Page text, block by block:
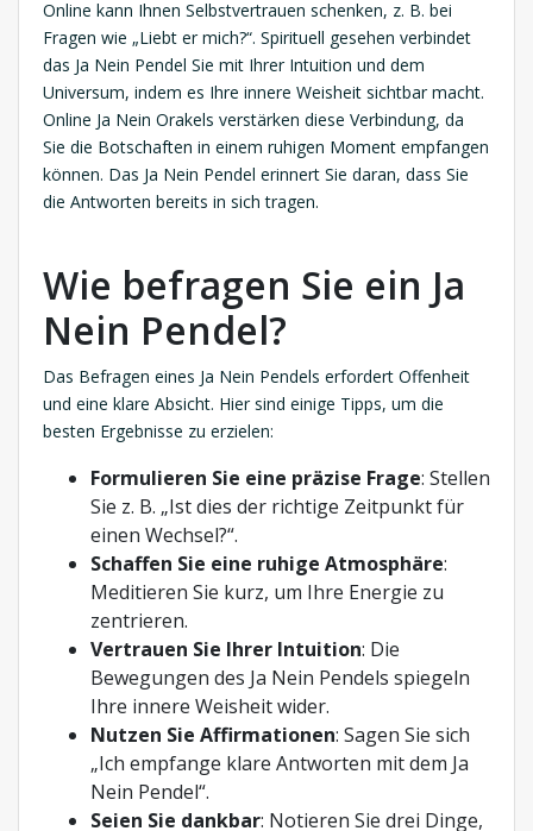
Online kann Ihnen Selbstvertrauen schenken, z. B. bei
Fragen wie „Liebt er mich?“. Spirituell gesehen verbindet
das Ja Nein Pendel Sie mit Ihrer Intuition und dem
Universum, indem es Ihre innere Weisheit sichtbar macht.
Online Ja Nein Orakels verstärken diese Verbindung, da
Sie die Botschaften in einem ruhigen Moment empfangen
können. Das Ja Nein Pendel erinnert Sie daran, dass Sie
die Antworten bereits in sich tragen.
Wie befragen Sie ein Ja
Nein Pendel?
Das Befragen eines Ja Nein Pendels erfordert Offenheit
und eine klare Absicht. Hier sind einige Tipps, um die
besten Ergebnisse zu erzielen:
Formulieren Sie eine präzise Frage: Stellen
Sie z. B. „Ist dies der richtige Zeitpunkt für
einen Wechsel?“.
Schaffen Sie eine ruhige Atmosphäre:
Meditieren Sie kurz, um Ihre Energie zu
zentrieren.
Vertrauen Sie Ihrer Intuition: Die
Bewegungen des Ja Nein Pendels spiegeln
Ihre innere Weisheit wider.
Nutzen Sie Affirmationen: Sagen Sie sich
„Ich empfange klare Antworten mit dem Ja
Nein Pendel“.
Seien Sie dankbar: Notieren Sie drei Dinge,